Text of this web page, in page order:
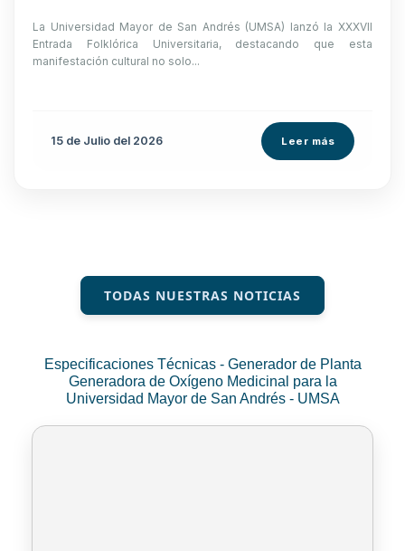
La Universidad Mayor de San Andrés (UMSA) lanzó la XXXVII
Entrada Folklórica Universitaria, destacando que esta
manifestación cultural no solo...
15 de Julio del 2026 Leer más
TODAS NUESTRAS NOTICIAS
Especificaciones Técnicas - Generador de Planta
Generadora de Oxígeno Medicinal para la
Universidad Mayor de San Andrés - UMSA